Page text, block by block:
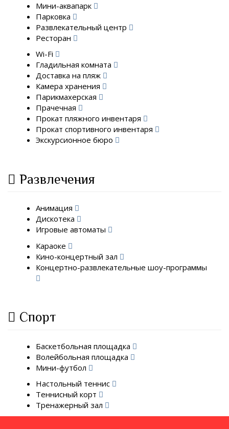
Мини-аквапарк
Парковка
Развлекательный центр
Ресторан
Wi-Fi
Гладильная комната
Доставка на пляж
Камера хранения
Парикмахерская
Прачечная
Прокат пляжного инвентаря
Прокат спортивного инвентаря
Экскурсионное бюро
Развлечения
Анимация
Дискотека
Игровые автоматы
Караоке
Кино-концертный зал
Концертно-развлекательные шоу-программы
Спорт
Баскетбольная площадка
Волейбольная площадка
Мини-футбол
Настольный теннис
Теннисный корт
Тренажерный зал